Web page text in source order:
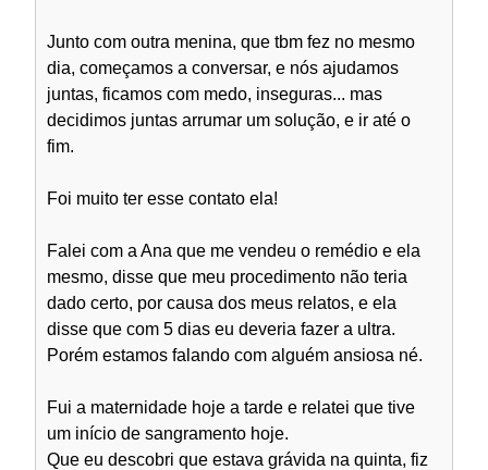
Junto com outra menina, que tbm fez no mesmo
dia, começamos a conversar, e nós ajudamos
juntas, ficamos com medo, inseguras... mas
decidimos juntas arrumar um solução, e ir até o
fim.
Foi muito ter esse contato ela!
Falei com a Ana que me vendeu o remédio e ela
mesmo, disse que meu procedimento não teria
dado certo, por causa dos meus relatos, e ela
disse que com 5 dias eu deveria fazer a ultra.
Porém estamos falando com alguém ansiosa né.
Fui a maternidade hoje a tarde e relatei que tive
um início de sangramento hoje.
Que eu descobri que estava grávida na quinta, fiz